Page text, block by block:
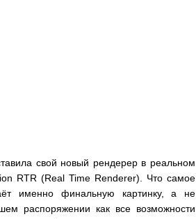
свой новый рендерер в реальном
RTR (Real Time Renderer). Что самое
именно финальную картинку, а не
распоряжении как все возможности